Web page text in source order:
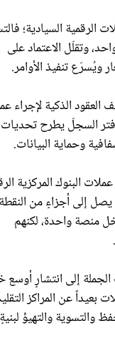
الرقمية السيادية؛
وتقلّل الاعتماد على
ويُسرّع تنفيذ الأوامر.
الذكية لإجراء
السجلّ يطرح تحديات
وحماية البيانات.
البنوك المركزية
إلى أجزاءٍ من النقطة
منصة واحدة، لكنهم
إلى انتشارٍ أوسع
عن المراكز
والتسوية والتهيؤ لبنيةٍ